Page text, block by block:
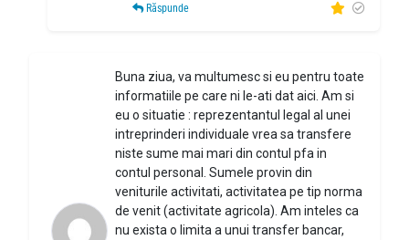
Răspunde
Buna ziua, va multumesc si eu pentru toate
informatiile pe care ni le-ati dat aici. Am si
eu o situatie : reprezentantul legal al unei
intreprinderi individuale vrea sa transfere
niste sume mai mari din contul pfa in
contul personal. Sumele provin din
veniturile activitati, activitatea pe tip norma
de venit (activitate agricola). Am inteles ca
nu exista o limita a unui transfer bancar,